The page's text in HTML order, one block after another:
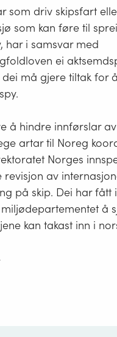
som driv skipsfart
som kan føre til
har i samsvar med
ei
må gjere tiltak for
å hindre innførslar
artar til Noreg
Norges
av
på skip. Dei har
å
kan takast inn i